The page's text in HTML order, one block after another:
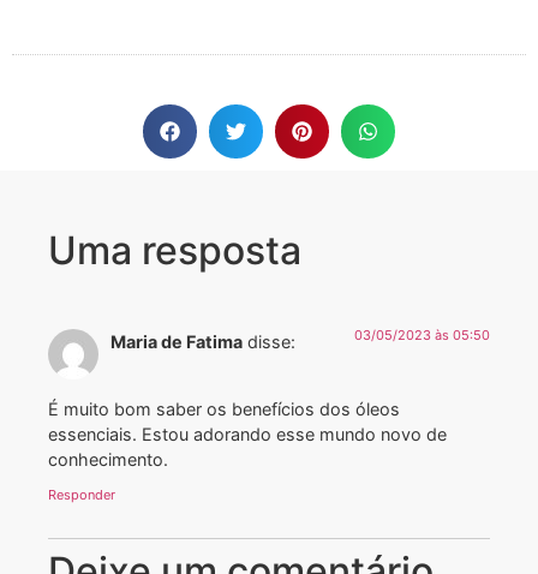
Uma resposta
Maria de Fatima disse: 03/05/2023 às 05:50
É muito bom saber os benefícios dos óleos
essenciais. Estou adorando esse mundo novo de
conhecimento.
Responder